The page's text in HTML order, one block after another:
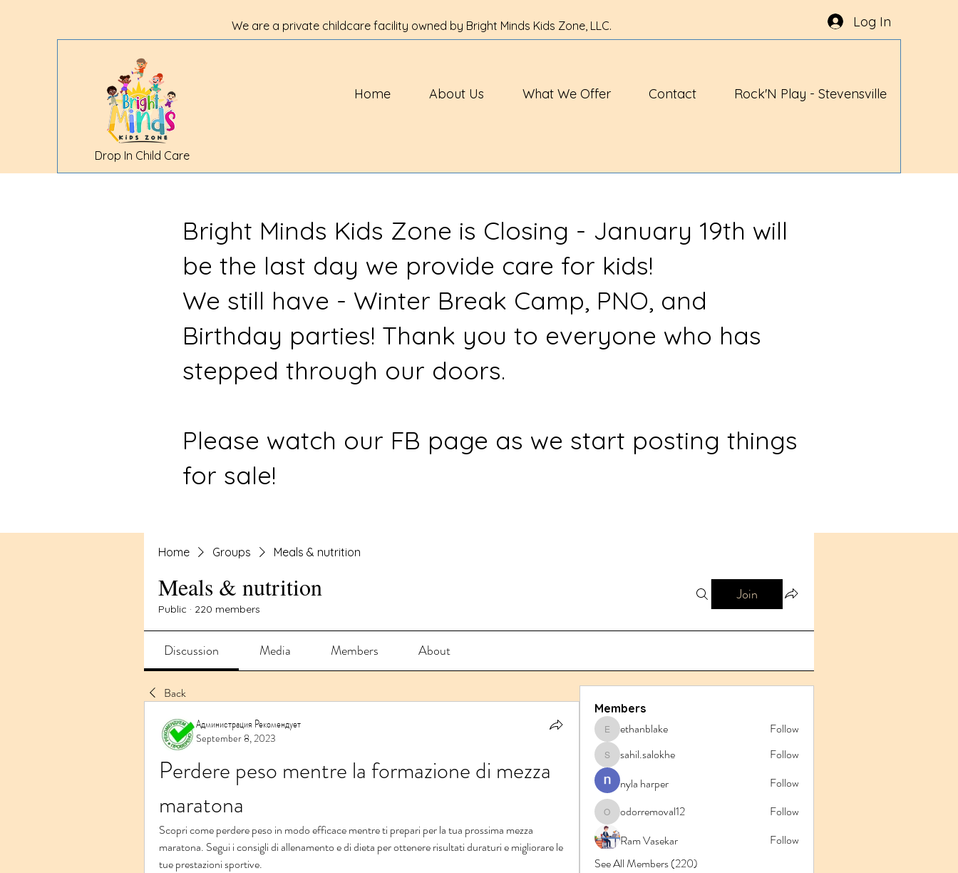
Log In
We are a private childcare facility owned by Bright Minds Kids Zone, LLC.
Drop In Child Care
Home About Us What We Offer Contact Rock'N Play - Stevensville
Bright Minds Kids Zone is Closing - January 19th will
be the last day we provide care for kids!
We still have - Winter Break Camp, PNO, and
Birthday parties! Thank you to everyone who has
stepped through our doors.
Please watch our FB page as we start posting things
for sale!
Home Groups Meals & nutrition
Meals & nutrition
Public · 220 members
Join
Discussion Media Members About
Back
Администрация Рекомендует
September 8, 2023
Perdere peso mentre la formazione di mezza
maratona
Scopri come perdere peso in modo efficace mentre ti prepari per la tua prossima mezza
maratona. Segui i consigli di allenamento e di dieta per ottenere risultati duraturi e migliorare le
tue prestazioni sportive.
Members
ethanblake
ethanblake Follow
sahil.salokhe
sahil.salokhe
Follow
nyla harper
Follow
odorremoval12
odorremoval12
Follow
Ram Vasekar
Follow
See All Members (220)